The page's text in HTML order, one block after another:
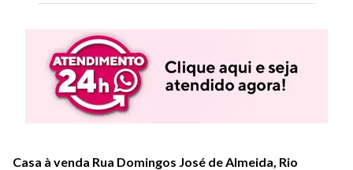
Casa à venda Rua Domingos José de Almeida, Rio